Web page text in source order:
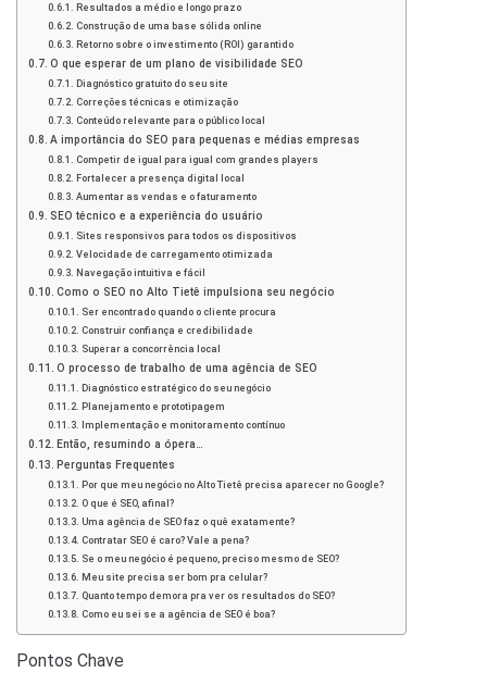
Resultados a médio e longo prazo
Construção de uma base sólida online
Retorno sobre o investimento (ROI) garantido
O que esperar de um plano de visibilidade SEO
Diagnóstico gratuito do seu site
Correções técnicas e otimização
Conteúdo relevante para o público local
A importância do SEO para pequenas e médias empresas
Competir de igual para igual com grandes players
Fortalecer a presença digital local
Aumentar as vendas e o faturamento
SEO técnico e a experiência do usuário
Sites responsivos para todos os dispositivos
Velocidade de carregamento otimizada
Navegação intuitiva e fácil
Como o SEO no Alto Tietê impulsiona seu negócio
Ser encontrado quando o cliente procura
Construir confiança e credibilidade
Superar a concorrência local
O processo de trabalho de uma agência de SEO
Diagnóstico estratégico do seu negócio
Planejamento e prototipagem
Implementação e monitoramento contínuo
Então, resumindo a ópera…
Perguntas Frequentes
Por que meu negócio no Alto Tietê precisa aparecer no Google?
O que é SEO, afinal?
Uma agência de SEO faz o quê exatamente?
Contratar SEO é caro? Vale a pena?
Se o meu negócio é pequeno, preciso mesmo de SEO?
Meu site precisa ser bom pra celular?
Quanto tempo demora pra ver os resultados do SEO?
Como eu sei se a agência de SEO é boa?
Pontos Chave